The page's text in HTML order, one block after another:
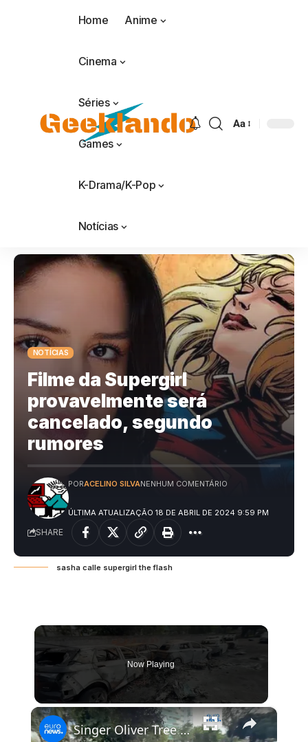
Home Anime
Cinema
Séries
Games
K-Drama/K-Pop
Notícias
Aa
NOTÍCIAS
Filme da Supergirl
provavelmente será
cancelado, segundo
rumores
ÚLTIMA ATUALIZAÇÃO 18 DE ABRIL DE 2024 9:59 PM
PORACELINO SILVANENHUM COMENTÁRIO
SHARE
sasha calle supergirl the flash
Now Playing
×
Singer Oliver Tree and YouTuber Gaspi among six killed as two helicopters collide in Brazil